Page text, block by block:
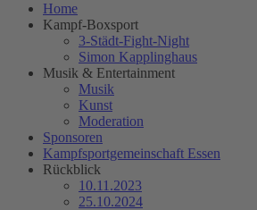
Home
Kampf-Boxsport
3-Städt-Fight-Night
Simon Kapplinghaus
Musik & Entertainment
Musik
Kunst
Moderation
Sponsoren
Kampfsportgemeinschaft Essen
Rückblick
10.11.2023
25.10.2024